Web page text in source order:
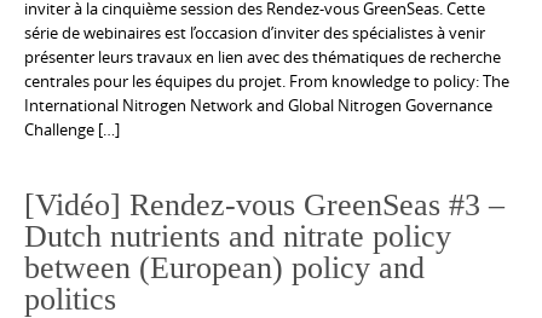
inviter à la cinquième session des Rendez-vous GreenSeas. Cette
série de webinaires est l’occasion d’inviter des spécialistes à venir
présenter leurs travaux en lien avec des thématiques de recherche
centrales pour les équipes du projet. From knowledge to policy: The
International Nitrogen Network and Global Nitrogen Governance
Challenge […]
[Vidéo] Rendez-vous GreenSeas #3 –
Dutch nutrients and nitrate policy
between (European) policy and
politics